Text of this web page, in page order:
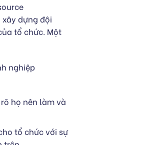
dựng đội
tổ chức. Một
nghiệp
họ nên làm và
tổ chức với sự